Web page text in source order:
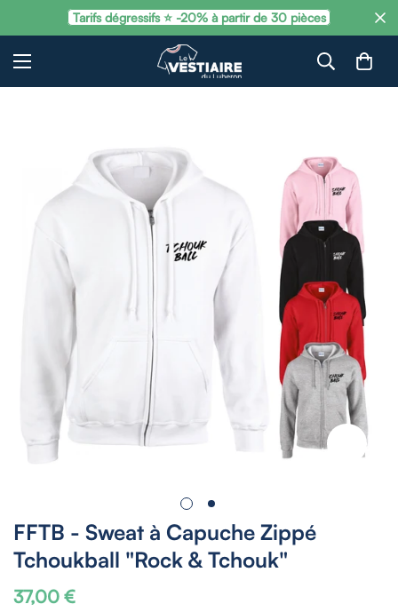
Tarifs dégressifs ⭐ -20% à partir de 30 pièces
FFTB - Sweat à Capuche Zippé
Tchoukball "Rock & Tchouk"
Prix
37,00 €